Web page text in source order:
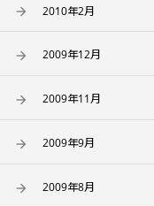
2010年2月
2009年12月
2009年11月
2009年9月
2009年8月